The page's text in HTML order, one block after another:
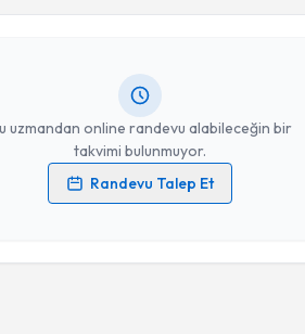
uzmandan online randevu alabileceğin bir
takvimi bulunmuyor.
Randevu Talep Et
için randevu takvimi talebi oluşturun.
almanız için bir takvim
verilerimin işlenmesine ilişkinAydınlatma Metni